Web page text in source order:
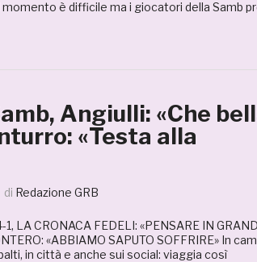
momento è difficile ma i giocatori della Samb
Angiulli: «Che
«Testa alla
di Redazione GRB
LA CRONACA FEDELI: «PENSARE IN
«ABBIAMO SAPUTO SOFFRIRE» In
in città e anche sui social: viaggia così